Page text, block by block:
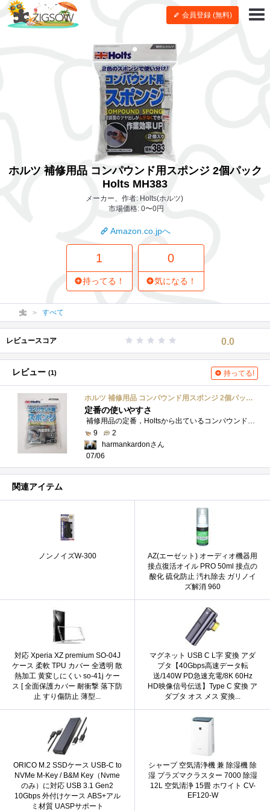
会員登録 (無料)
ホルツ 補修用品 コンパウンド用スポンジ 2個パック
Holts MH383
メーカー、作者: Holts(ホルツ)
市場価格: 0〜0円
Amazon.co.jpへ
1
持ってる！
0
気になる！
すべて
レビュースコア 0.0
レビュー (1) 持ってる!
ホルツ 補修用品 コンパウンド用スポンジ 2個パック Holts MH383
定番の使いやすさ
補修用品の定番，Holtsから出ているコンパウンド用スポンジです．色違いで2個入っているので，コンパウンドを使い分けられます．こちらの付属...
9
2
harmankardonさん
07/06
関連アイテム
ノンノイズW-300
AZ(エーゼット) オーディオ機器用
接点復活オイル PRO 50ml 接点の
酸化 硫化防止 汚れ除去 ガリノイ
ズ解消 960
対応 Xperia XZ premium SO-04J
ケース 柔軟 TPU カバー 全透明 散
熱加工 黄変しにくい so-41j ケー
ス [ 全面保護カバー 耐衝撃 落下防
止 すり傷防止 薄型...
マグネット USB C L字 変換 アダ
プタ【40Gbps高速データ転
送/140W PD急速充電/8K 60Hz
HD映像信号伝送】Type C 変換 ア
ダプタ オス メス 変換...
ORICO M.2 SSDケース USB-C to
NVMe M-Key / B&M Key（Nvme
のみ）に対応 USB 3.1 Gen2
10Gbps 外付けケース ABS+アル
ミ材質 UASPサポート
シャープ 空気清浄機 兼 除湿機 除
湿 プラズマクラスター 7000 除湿
12L 空気清浄 15畳 ホワイト CV-
EF120-W